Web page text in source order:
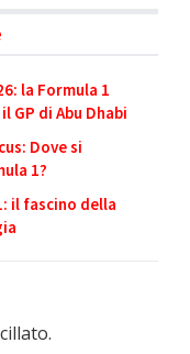
la Formula 1
GP di Abu Dhabi
Dove si
1?
il fascino della